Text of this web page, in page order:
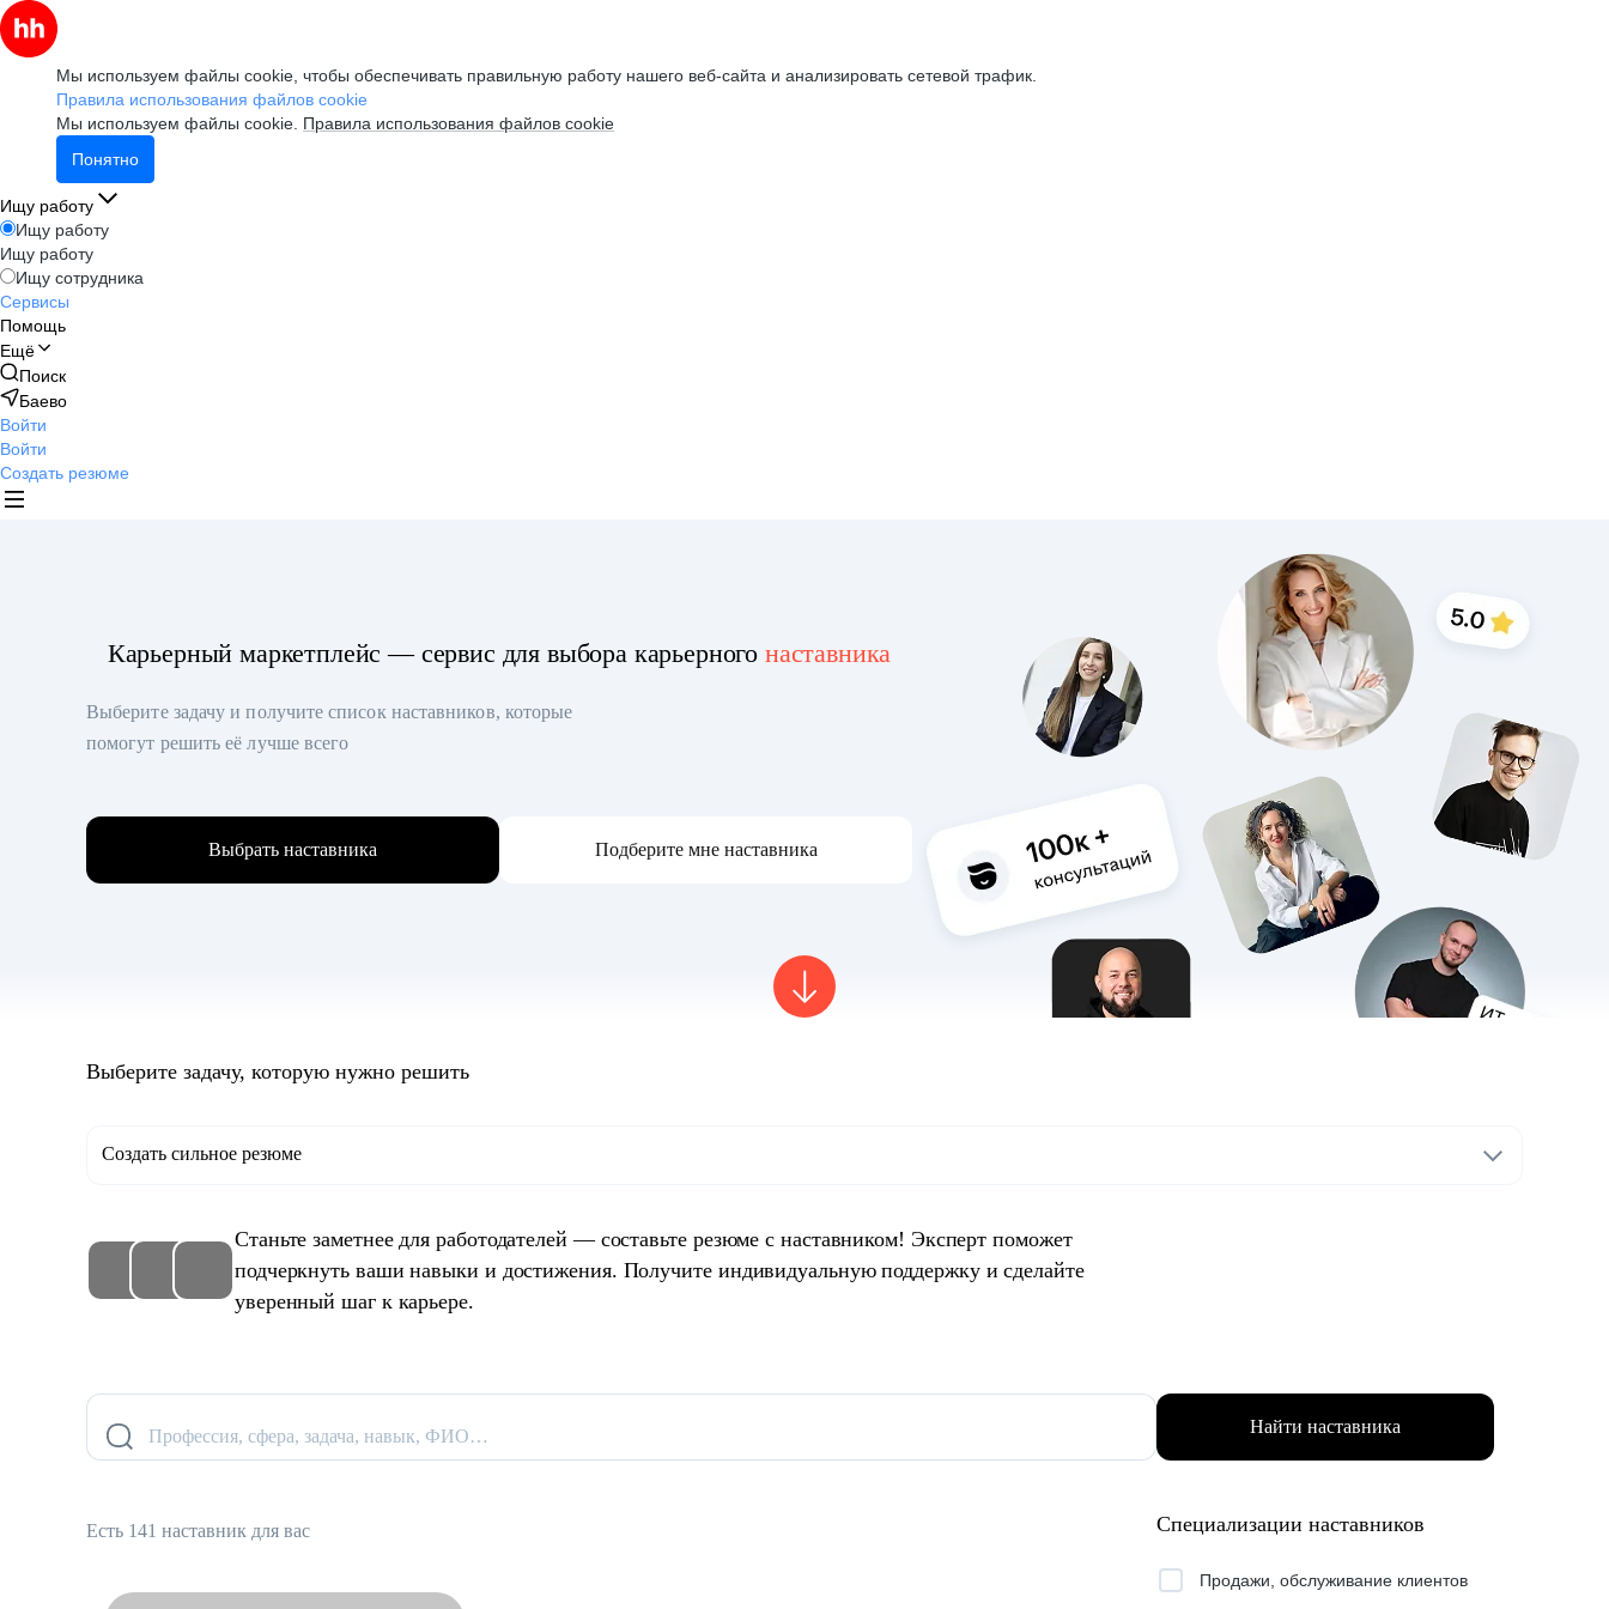
Мы используем файлы cookie, чтобы обеспечивать правильную работу нашего веб-сайта и анализировать сетевой трафик.
Правила использования файлов cookie
Мы используем файлы cookie. Правила использования файлов cookie
Понятно
Ищу работу
Ищу работу
Ищу работу
Ищу сотрудника
Сервисы
Помощь
Ещё
Поиск
Баево
Войти
Войти
Создать резюме
Карьерный маркетплейс — сервис для выбора карьерного наставника
Выберите задачу и получите список наставников, которые
помогут решить её лучше всего
Выбрать наставника Подберите мне наставника
Выберите задачу, которую нужно решить
Создать сильное резюме
Станьте заметнее для работодателей — составьте резюме с наставником! Эксперт поможет
подчеркнуть ваши навыки и достижения. Получите индивидуальную поддержку и сделайте
уверенный шаг к карьере.
Профессия, сфера, задача, навык, ФИО… Найти наставника
Есть 141 наставник для вас Специализации наставников
Продажи, обслуживание клиентов